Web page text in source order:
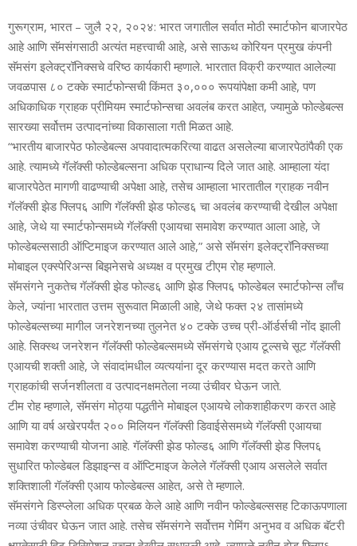
गुरूग्राम, भारत – जुलै २२, २०२४: भारत जगातील सर्वात मोठी स्‍मार्टफोन बाजारपेठ
आहे आणि सॅमसंगसाठी अत्‍यंत महत्त्वाची आहे, असे साऊथ कोरियन प्रमुख कंपनी
सॅमसंग इलेक्‍ट्रॉनिक्‍सचे वरिष्‍ठ कार्यकारी म्‍हणाले. भारतात विक्री करण्‍यात आलेल्‍या
जवळपास ८० टक्‍के स्‍मार्टफोन्‍सची किंमत ३०,००० रूपयांपेक्षा कमी आहे, पण
अधिकाधिक ग्राहक प्रीमियम स्‍मार्टफोन्‍सचा अवलंब करत आहेत, ज्‍यामुळे फोल्‍डेबल्‍स
सारख्‍या सर्वोत्तम उत्‍पादनांच्‍या विकासाला गती मिळत आहे.
“भारतीय बाजारपेठ फोल्‍डेबल्‍स अपवादात्‍मकरित्‍या वाढत असलेल्‍या बाजारपेठांपैकी एक
आहे. त्‍यामध्‍ये गॅलॅक्‍सी फोल्‍डेबल्‍सना अधिक प्राधान्‍य दिले जात आहे. आम्‍हाला यंदा
बाजारपेठेत मागणी वाढण्‍याची अपेक्षा आहे, तसेच आम्‍हाला भारतातील ग्राहक नवीन
गॅलॅक्‍सी झेड फ्लिप६ आणि गॅलॅक्‍सी झेड फोल्‍ड६ चा अवलंब करण्‍याची देखील अपेक्षा
आहे, जेथे या स्‍मार्टफोन्‍समध्‍ये गॅलॅक्‍सी एआयचा समावेश करण्‍यात आला आहे, जे
फोल्‍डेबल्‍ससाठी ऑप्टिमाइज करण्‍यात आले आहे,” असे सॅमसंग इलेक्‍ट्रॉनिक्‍सच्‍या
मोबाइल एक्‍स्‍पेरिअन्‍स बिझनेसचे अध्यक्ष व प्रमुख टीएम रोह म्‍हणाले.
सॅमसंगने नुकतेच गॅलॅक्‍सी झेड फोल्‍ड६ आणि झेड फ्लिप६ फोल्‍डेबल स्‍मार्टफोन्‍स लाँच
केले, ज्‍यांना भारतात उत्तम सुरूवात मिळाली आहे, जेथे फक्‍त २४ तासांमध्‍ये
फोल्‍डेबल्‍सच्‍या मागील जनरेशनच्‍या तुलनेत ४० टक्‍के उच्‍च प्री-ऑर्डर्सची नोंद झाली
आहे. सिक्‍स्‍थ जनरेशन गॅलॅक्‍सी फोल्‍डेबल्‍समध्‍ये सॅमसंगचे एआय टूल्‍सचे सूट गॅलॅक्‍सी
एआयची शक्‍ती आहे, जे संवादांमधील व्‍यत्‍ययांना दूर करण्‍यास मदत करते आणि
ग्राहकांची सर्जनशीलता व उत्‍पादनक्षमतेला नव्‍या उंचीवर घेऊन जाते.
टीम रोह म्‍हणाले, सॅमसंग मोठ्या पद्धतीने मोबाइल एआयचे लोकशाहीकरण करत आहे
आणि या वर्ष अखेरपर्यंत २०० मिलियन गॅलॅक्‍सी डिवाईसेसमध्‍ये गॅलॅक्‍सी एआयचा
समावेश करण्‍याची योजना आहे. गॅलॅक्‍सी झेड फोल्‍ड६ आणि गॅलॅक्‍सी झेड फ्लिप६
सुधारित फोल्‍डेबल डिझाइन्‍स व ऑप्टिमाइज केलेले गॅलॅक्‍सी एआय असलेले सर्वात
शक्तिशाली गॅलॅक्‍सी एआय फोल्‍डेबल्‍स आहेत, असे ते म्‍हणाले.
सॅमसंगने डिस्‍प्‍लेला अधिक प्रबळ केले आहे आणि नवीन फोल्‍डेबल्‍ससह टिकाऊपणाला
नव्‍या उंचीवर घेऊन जात आहे. तसेच सॅमसंगने सर्वोत्तम गेमिंग अनुभव व अधिक बॅटरी